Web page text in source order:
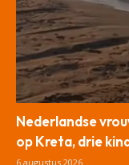
Nederlandse
op Kreta, drie
6 augustus 2026